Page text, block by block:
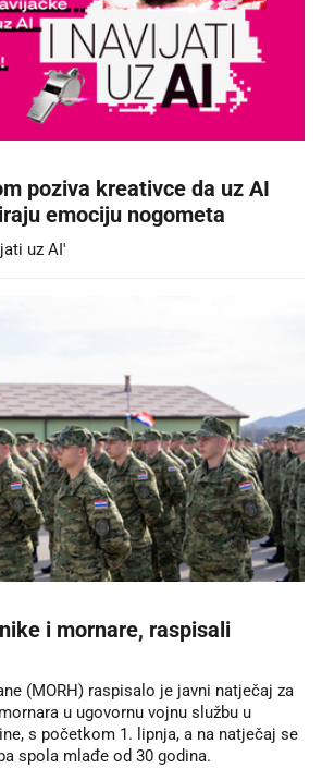
poziva kreativce da uz AI
emociju nogometa
uz AI'
i mornare, raspisali
(MORH) raspisalo je javni natječaj za
u ugovornu vojnu službu u
s početkom 1. lipnja, a na natječaj se
spola mlađe od 30 godina.